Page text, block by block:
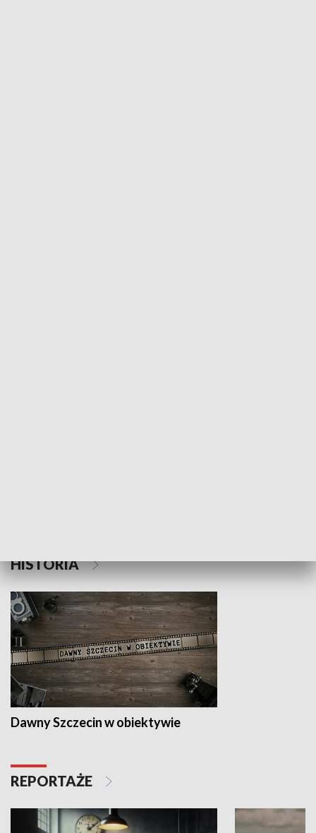
HISTORIA
Dawny Szczecin w obiektywie
REPORTAŻE